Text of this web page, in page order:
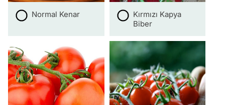
Normal Kenar
Kırmızı Kapya
Biber